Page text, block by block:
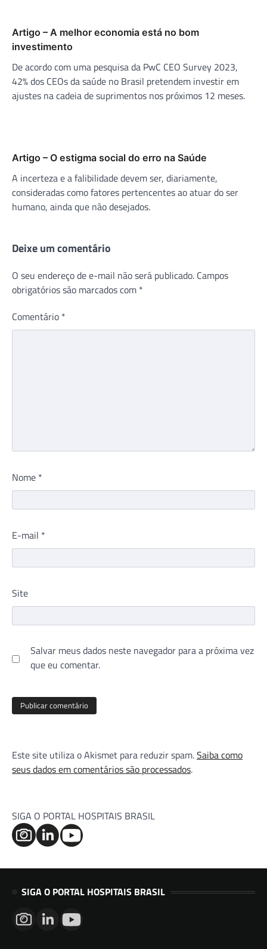
Artigo – A melhor economia está no bom
investimento
De acordo com uma pesquisa da PwC CEO Survey 2023,
42% dos CEOs da saúde no Brasil pretendem investir em
ajustes na cadeia de suprimentos nos próximos 12 meses.
Artigo – O estigma social do erro na Saúde
A incerteza e a falibilidade devem ser, diariamente,
consideradas como fatores pertencentes ao atuar do ser
humano, ainda que não desejados.
Deixe um comentário
O seu endereço de e-mail não será publicado. Campos
obrigatórios são marcados com *
Comentário *
Nome *
E-mail *
Site
Salvar meus dados neste navegador para a próxima vez
que eu comentar.
Este site utiliza o Akismet para reduzir spam.Saiba como
seus dados em comentários são processados.
SIGA O PORTAL HOSPITAIS BRASIL
SIGA O PORTAL HOSPITAIS BRASIL